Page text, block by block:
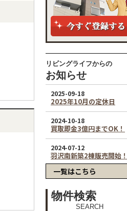
リビングライフからの
お知らせ
一覧はこちら
物件検索
SEARCH